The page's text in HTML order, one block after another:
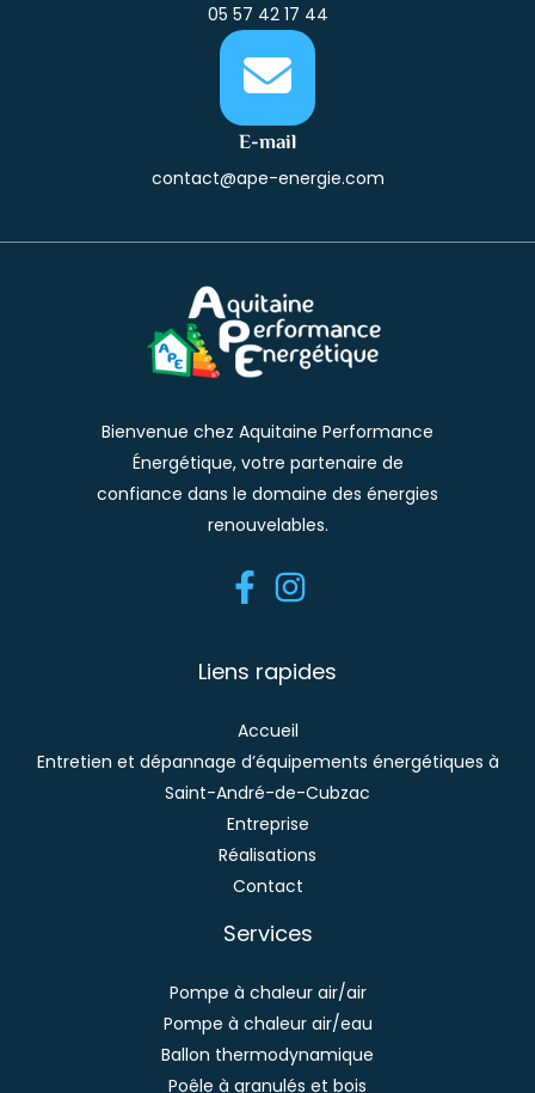
05 57 42 17 44
E-mail
contact@ape-energie.com
Bienvenue chez Aquitaine Performance
Énergétique, votre partenaire de
confiance dans le domaine des énergies
renouvelables.
Liens rapides
Accueil
Entretien et dépannage d’équipements énergétiques à
Saint-André-de-Cubzac
Entreprise
Réalisations
Contact
Services
Pompe à chaleur air/air
Pompe à chaleur air/eau
Ballon thermodynamique
Poêle à granulés et bois